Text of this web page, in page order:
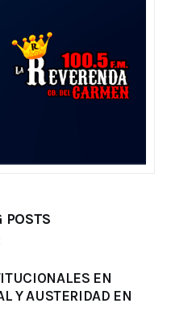
POSTS
EN
Y AUSTERIDAD EN